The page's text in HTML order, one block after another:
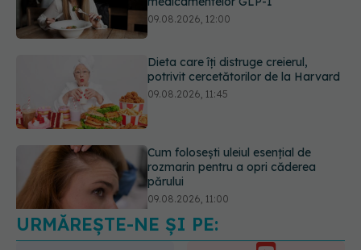
09.08.2026, 11:45
Cum folosești uleiul esențial de
rozmarin pentru a opri căderea
părului
Ce este testul TORCH și cine trebuie
să-l facă. Ce înseamnă un rezultat
pozitiv
09.08.2026, 13:00
URMĂREȘTE-NE ȘI PE: